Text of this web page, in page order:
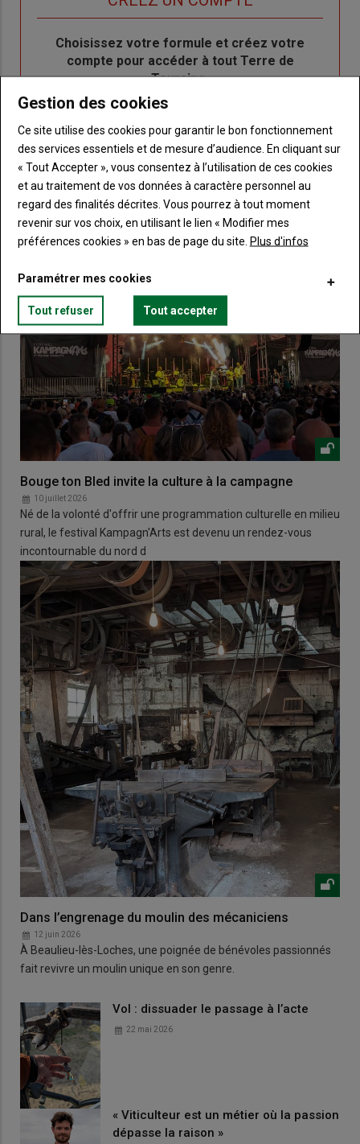
BodyChoisissez votre formule et créez votre
compte pour accéder à tout Terre de
Touraine.
Lien
VOUS AIMEREZ AUSSI
Bouge ton Bled invite la culture à la campagne
10 juillet 2026
Né de la volonté d'offrir une programmation culturelle en milieu
rural, le festival Kampagn'Arts est devenu un rendez-vous
incontournable du nord d
Dans l’engrenage du moulin des mécaniciens
12 juin 2026
À Beaulieu-lès-Loches, une poignée de bénévoles passionnés
fait revivre un moulin unique en son genre.
Vol : dissuader le passage à l’acte
22 mai 2026
« Viticulteur est un métier où la passion
dépasse la raison »
Gestion des cookies
Ce site utilise des cookies pour garantir le bon fonctionnement
des services essentiels et de mesure d’audience. En cliquant sur
« Tout Accepter », vous consentez à l’utilisation de ces cookies
et au traitement de vos données à caractère personnel au
regard des finalités décrites. Vous pourrez à tout moment
revenir sur vos choix, en utilisant le lien « Modifier mes
préférences cookies » en bas de page du site. Plus d'infos
Paramétrer mes cookies
Tout refuser Tout accepter